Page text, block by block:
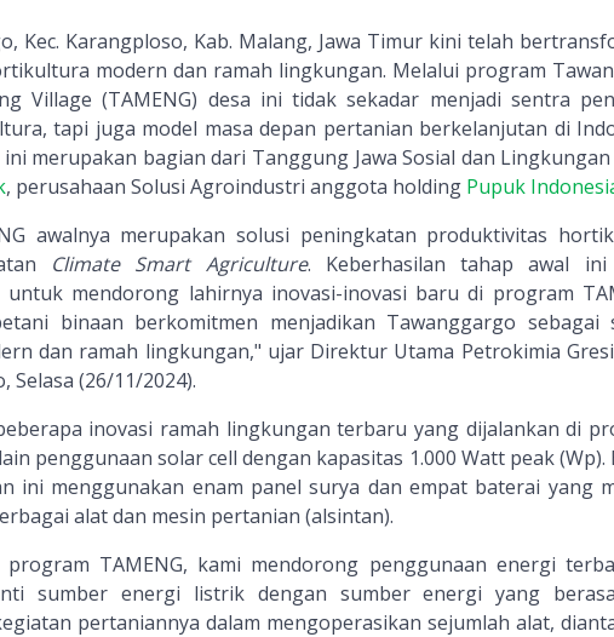
Kec. Karangploso, Kab. Malang, Jawa Timur kini telah
modern dan ramah lingkungan. Melalui program
Village (TAMENG) desa ini tidak sekadar menjadi sentra
tapi juga model masa depan pertanian berkelanjutan di
merupakan bagian dari Tanggung Jawa Sosial dan Lingkungan
, perusahaan Solusi Agroindustri anggota holding Pupuk
awalnya merupakan solusi peningkatan produktivitas
Climate Smart Agriculture. Keberhasilan tahap awal
untuk mendorong lahirnya inovasi-inovasi baru di program
binaan berkomitmen menjadikan Tawanggargo sebagai
dan ramah lingkungan," ujar Direktur Utama Petrokimia
Selasa (26/11/2024).
inovasi ramah lingkungan terbaru yang dijalankan di
penggunaan solar cell dengan kapasitas 1.000 Watt peak (Wp).
ini menggunakan enam panel surya dan empat baterai yang
alat dan mesin pertanian (alsintan).
program TAMENG, kami mendorong penggunaan energi
sumber energi listrik dengan sumber energi yang
pertaniannya dalam mengoperasikan sejumlah alat,